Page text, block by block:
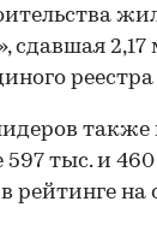
сдавшая
также
тыс. и
рейтинге на